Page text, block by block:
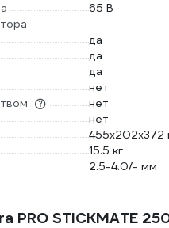
65 В
да
да
да
нет
нет
нет
455х202х372
15.5 кг
2.5-4.0/- мм
PRO STICKMATE